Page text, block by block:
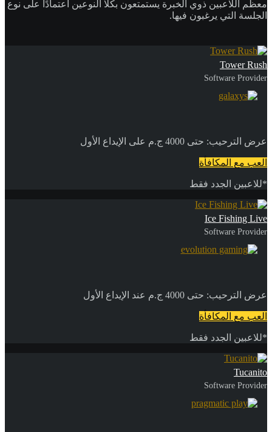
معظم اللاعبين ذوي الخبرة يستمتعون بكلا النوعين اعتمادًا على نوع
الجلسة التي يرغبون فيها.
Tower Rush
Software Provider
عرض الترحيب: حتى 4000 ج.م على الإيداع الأول
العب مع المكافأة
*للاعبين الجدد فقط
Ice Fishing Live
Software Provider
عرض الترحيب: حتى 4000 ج.م عند الإيداع الأول
العب مع المكافأة
*للاعبين الجدد فقط
Tucanito
Software Provider